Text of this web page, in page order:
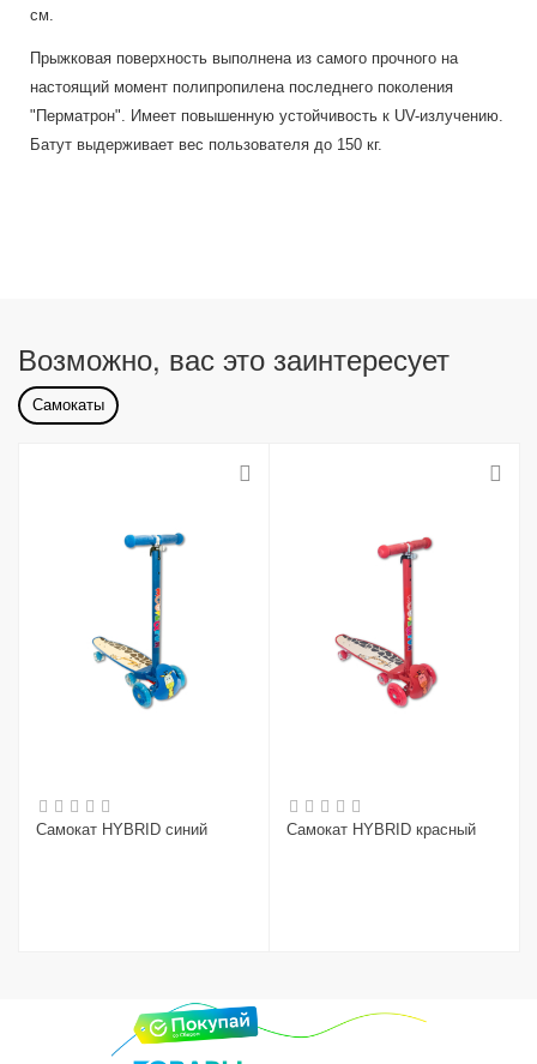
см.
Прыжковая поверхность выполнена из самого прочного на
настоящий момент полипропилена последнего поколения
"Перматрон". Имеет повышенную устойчивость к UV-излучению.
Батут выдерживает вес пользователя до 150 кг.
Возможно, вас это заинтересует
Самокаты
Самокат HYBRID синий Самокат HYBRID красный